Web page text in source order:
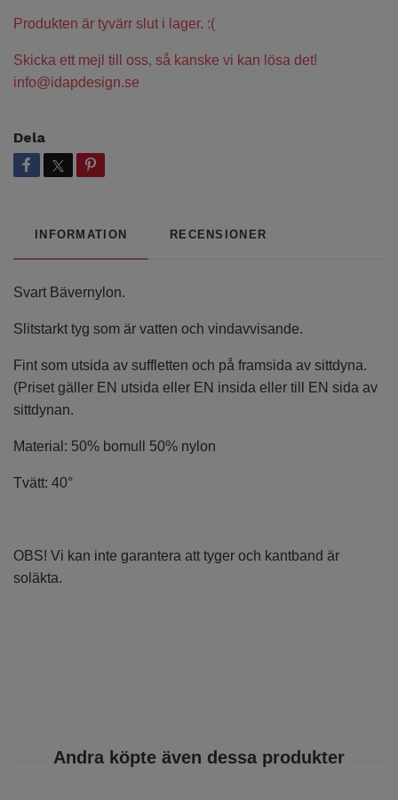
Produkten är tyvärr slut i lager. :(
Skicka ett mejl till oss, så kanske vi kan lösa det!
info@idapdesign.se
Dela
INFORMATION RECENSIONER
Svart Bävernylon.
Slitstarkt tyg som är vatten och vindavvisande.
Fint som utsida av suffletten och på framsida av sittdyna.
(Priset gäller EN utsida eller EN insida eller till
EN sida av
sittdynan.
Material: 50% bomull 50% nylon
Tvätt: 40°
OBS! Vi kan inte garantera att tyger och kantband är
soläkta.